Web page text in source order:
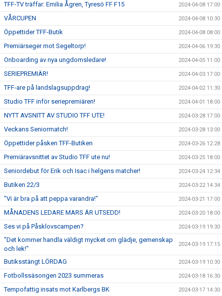
TFF-TV träffar: Emilia Ågren, Tyresö FF F15 2024-04-08 17:00
VÅRCUPEN 2024-04-08 10:30
Öppettider TFF-Butik 2024-04-08 08:00
Premiärseger mot Segeltorp! 2024-04-06 19:30
Onboarding av nya ungdomsledare! 2024-04-05 11:00
SERIEPREMIÄR! 2024-04-03 17:00
TFF-are på landslagsuppdrag! 2024-04-02 11:30
Studio TFF inför seriepremiären! 2024-04-01 18:00
NYTT AVSNITT AV STUDIO TFF UTE! 2024-03-28 17:00
Veckans Seniormatch! 2024-03-28 13:00
Öppettider påsken TFF-Butiken 2024-03-26 12:28
Premiäravsnittet av Studio TFF ute nu! 2024-03-25 18:00
Seniordebut för Erik och Isac i helgens matcher! 2024-03-24 12:34
Butiken 22/3 2024-03-22 14:34
"Vi är bra på att peppa varandra!" 2024-03-21 17:00
MÅNADENS LEDARE MARS ÄR UTSEDD! 2024-03-20 18:00
Ses vi på Påsklovscampen? 2024-03-19 19:30
"Det kommer handla väldigt mycket om glädje, gemenskap
och lek!"
2024-03-19 17:15
Butiksstängt LÖRDAG 2024-03-19 10:30
Fotbollssäsongen 2023 summeras 2024-03-18 16:30
Tempofattig insats mot Karlbergs BK 2024-03-17 14:30